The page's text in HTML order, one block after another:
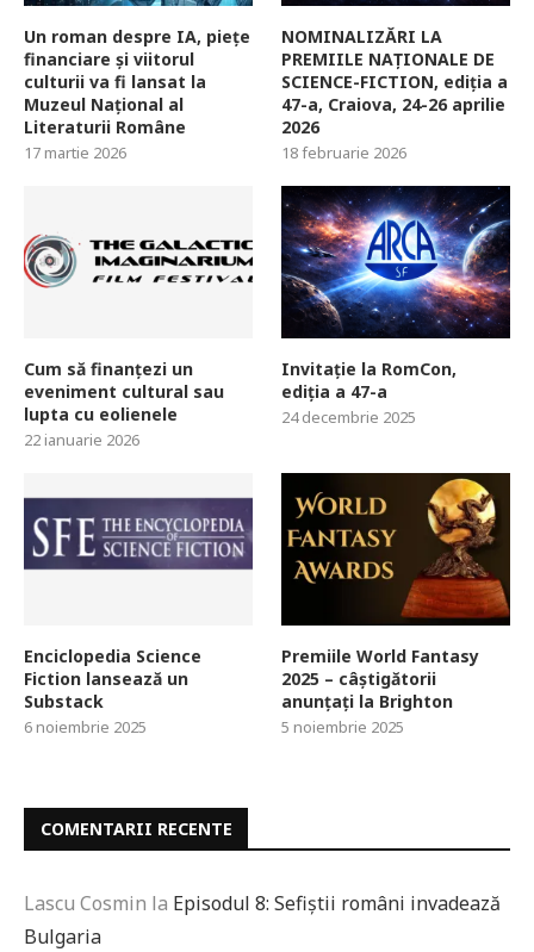
Un roman despre IA, piețe
financiare și viitorul
culturii va fi lansat la
Muzeul Național al
Literaturii Române
17 martie 2026
NOMINALIZĂRI LA
PREMIILE NAȚIONALE DE
SCIENCE-FICTION, ediția a
47-a, Craiova, 24-26 aprilie
2026
18 februarie 2026
Cum să finanțezi un
eveniment cultural sau
lupta cu eolienele
22 ianuarie 2026
Invitație la RomCon,
ediția a 47-a
24 decembrie 2025
Enciclopedia Science
Fiction lansează un
Substack
6 noiembrie 2025
Premiile World Fantasy
2025 – câștigătorii
anunțați la Brighton
5 noiembrie 2025
COMENTARII RECENTE
Lascu Cosmin la Episodul 8: Sefiștii români invadează
Bulgaria